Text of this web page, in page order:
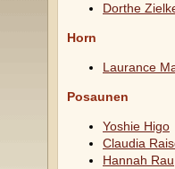
Dorthe
Horn
Laurance
Posaunen
Yoshie Higo
Claudia
Hannah Rau